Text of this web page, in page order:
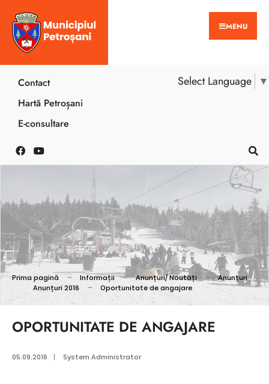
MENU
Select Language ▼
Contact
Hartă Petroșani
E-consultare
Prima pagină Informații Anunțuri/ Noutăți
Anunțuri
Anunțuri 2016
Oportunitate de angajare
OPORTUNITATE DE ANGAJARE
05.09.2016 | System Administrator